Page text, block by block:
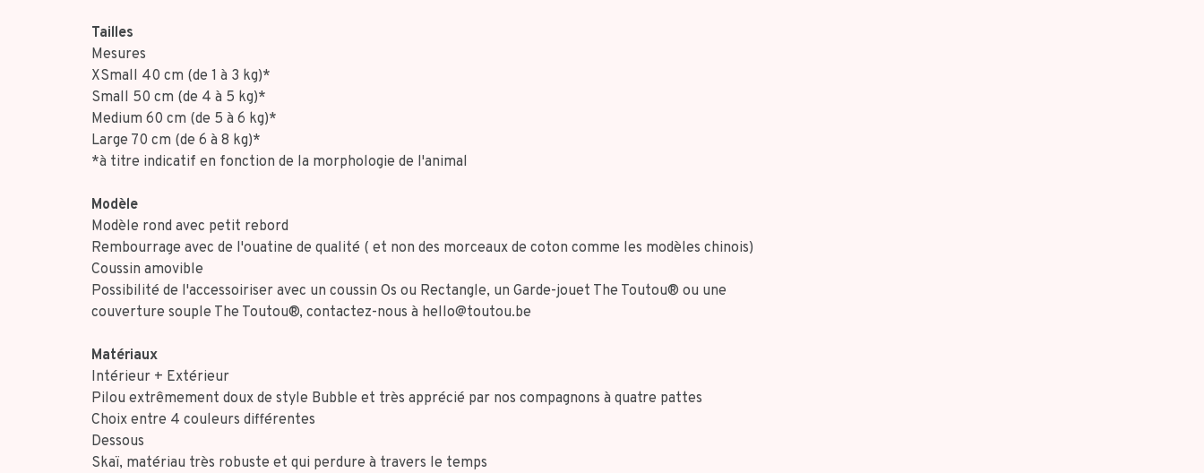
Tailles
Mesures
XSmall 40 cm (de 1 à 3 kg)*
Small 50 cm (de 4 à 5 kg)*
Medium 60 cm (de 5 à 6 kg)*
Large 70 cm (de 6 à 8 kg)*
*à titre indicatif en fonction de la morphologie de l'animal
Modèle
Modèle rond avec petit rebord
Rembourrage avec de l'ouatine de qualité ( et non des morceaux de coton comme les modèles chinois)
Coussin amovible
Possibilité de l'accessoiriser avec un coussin Os ou Rectangle, un Garde-jouet The Toutou® ou une
couverture souple The Toutou®, contactez-nous à hello@toutou.be
Matériaux
Intérieur + Extérieur
Pilou extrêmement doux de style Bubble et très apprécié par nos compagnons à quatre pattes
Choix entre 4 couleurs différentes
Dessous
Skaï, matériau très robuste et qui perdure à travers le temps